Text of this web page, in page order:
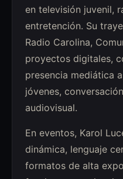
en televisión juvenil,
entretención. Su
Radio Carolina,
proyectos digitales,
presencia mediática
jóvenes,
audiovisual.
En eventos, Karol
dinámica, lenguaje
formatos de alta